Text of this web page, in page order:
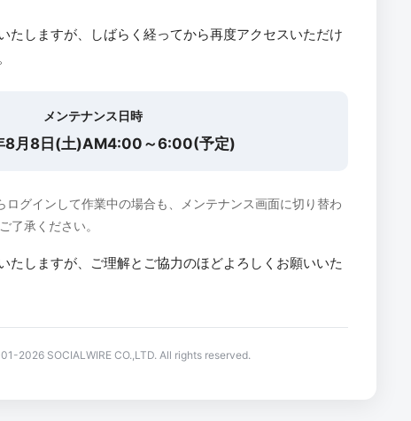
たしますが、しばらく経ってから再度アクセスいただけ
メンテナンス日時
8月8日(土)AM4:00～6:00(予定)
グインして作業中の場合も、メンテナンス画面に切り替わ
了承ください。
たしますが、ご理解とご協力のほどよろしくお願いいた
2026 SOCIALWIRE CO.,LTD. All rights reserved.